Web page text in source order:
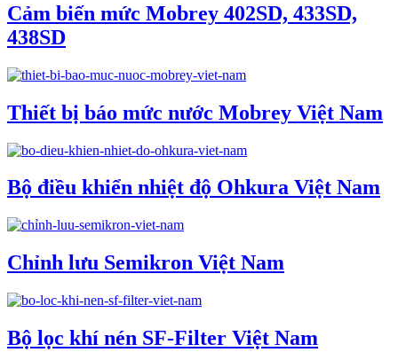
Cảm biến mức Mobrey 402SD, 433SD,
438SD
Thiết bị báo mức nước Mobrey Việt Nam
Bộ điều khiển nhiệt độ Ohkura Việt Nam
Chỉnh lưu Semikron Việt Nam
Bộ lọc khí nén SF-Filter Việt Nam